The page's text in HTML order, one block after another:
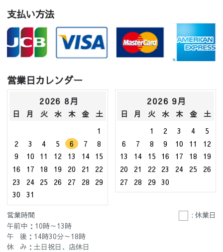
支払い方法
営業日カレンダー
2026 8月
日 月 火 水 木 金
土
1
2
3 4 5 6 7
8
9
10 11 12 13 14
15
16
17 18 19 20 21
22
23
24 25 26 27 28
29
30
31
2026 9月
日 月 火 水 木 金
土
1
2 3 4
5
6
7 8 9 10 11
12
13
14 15 16 17 18
19
20
21 22 23 24 25
26
27
28 29 30
営業時間
: 休業日
午前中：10時～13時
午 後：14時30分～18時
休 み：土日祝日、店休日